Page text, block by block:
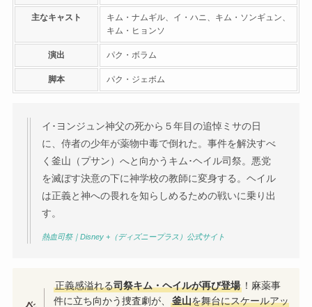
主なキャスト
キム・ナムギル、イ・ハニ、キム・ソンギュン、
キム・ヒョンソ
演出 パク・ボラム
脚本 パク・ジェボム
イ･ヨンジュン神父の死から５年目の追悼ミサの日
に、侍者の少年が薬物中毒で倒れた。事件を解決すべ
く釜山（プサン）へと向かうキム･ヘイル司祭。悪党
を滅ぼす決意の下に神学校の教師に変身する。ヘイル
は正義と神への畏れを知らしめるための戦いに乗り出
す。
熱血司祭｜Disney +（ディズニープラス）公式サイト
正義感溢れる司祭キム・ヘイルが再び登場 ！麻薬事
件に立ち向かう捜査劇が、釜山を舞台にスケールアッ